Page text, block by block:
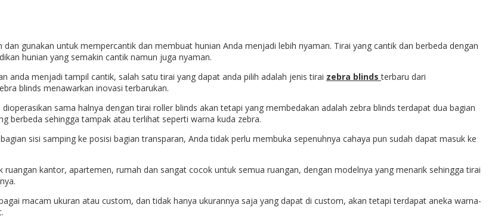
gunakan untuk mempercantik dan membuat hunian Anda menjadi lebih nyaman. Tirai yang cantik dan berbeda dengan
hunian yang semakin cantik namun juga nyaman.
anda menjadi tampil cantik, salah satu tirai yang dapat anda pilih adalah jenis tirai zebra blindsterbaru dari
blinds menawarkan inovasi terbarukan.
sama halnya dengan tirai roller blinds akan tetapi yang membedakan adalah zebra blinds terdapat dua bagian
berbeda sehingga tampak atau terlihat seperti warna kuda zebra.
sisi samping ke posisi bagian transparan, Anda tidak perlu membuka sepenuhnya cahaya pun sudah dapat masuk ke
kantor, apartemen, rumah dan sangat cocok untuk semua ruangan, dengan modelnya yang menarik sehingga tirai
macam ukuran atau custom, dan tidak hanya ukurannya saja yang dapat di custom, akan tetapi terdapat aneka warna-